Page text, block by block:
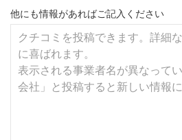
他にも情報があればご記入ください